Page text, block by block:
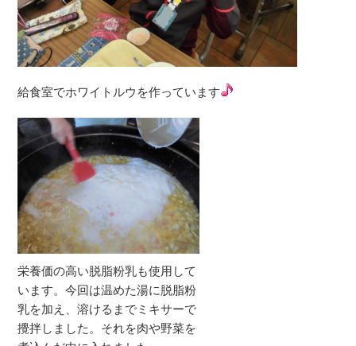
給食室でホワイトルウを作っています
栄養価の高い脱脂粉乳も使用して
います。今回は温めた湯に脱脂粉
乳を加え、溶けるまでミキサーで
攪拌しました。それを肉や野菜を